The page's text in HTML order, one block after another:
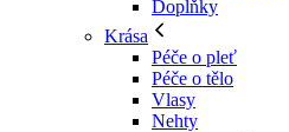
Doplňky
Krása
Péče o pleť
Péče o tělo
Vlasy
Nehty